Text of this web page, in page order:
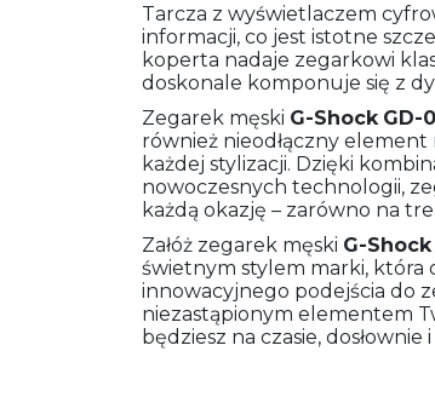
Tarcza z wyświetlaczem
informacji, co jest istotne
koperta nadaje zegarkowi
doskonale komponuje się z
Zegarek męski G-Shock GD-
również nieodłączny
każdej stylizacji. Dzięki
nowoczesnych technologii,
każdą okazję – zarówno na
Załóż zegarek męski G-Shock
świetnym stylem marki, która
innowacyjnego podejścia do
niezastąpionym elementem
będziesz na czasie, dosłownie